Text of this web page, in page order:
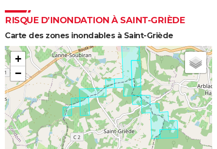
RISQUE D’INONDATION À SAINT-GRIÈDE
Carte des zones inondables à Saint-Griède
+
−